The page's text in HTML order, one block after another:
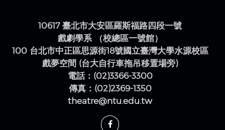
10617 臺北市大安區羅斯福路四段一號
戲劇學系 （校總區一號館）
100 台北市中正區思源街18號國立臺灣大學水源校區
戲夢空間 (台大自行車拖吊移置場旁)
電話：(02)3366-3300
傳真：(02)2369-1350
theatre@ntu.edu.tw